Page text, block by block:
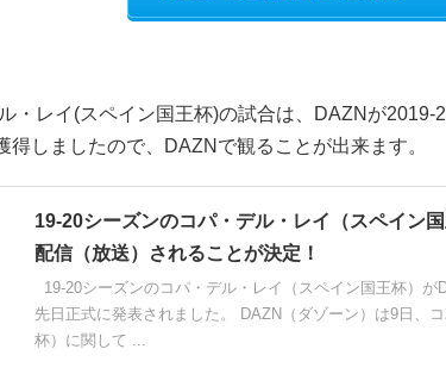
・レイ(スペイン国王杯)の試合は、DAZNが2019-
得しましたので、DAZNで観ることが出来ます。
19-20シーズンのコパ・デル・レイ（スペイン
配信（放送）されることが決定！
19-20シーズンのコパ・デル・レイ（スペイン国王杯）が
先日正式に発表されました。 DAZN（ダゾーン）は9日、
杯）に関して ...